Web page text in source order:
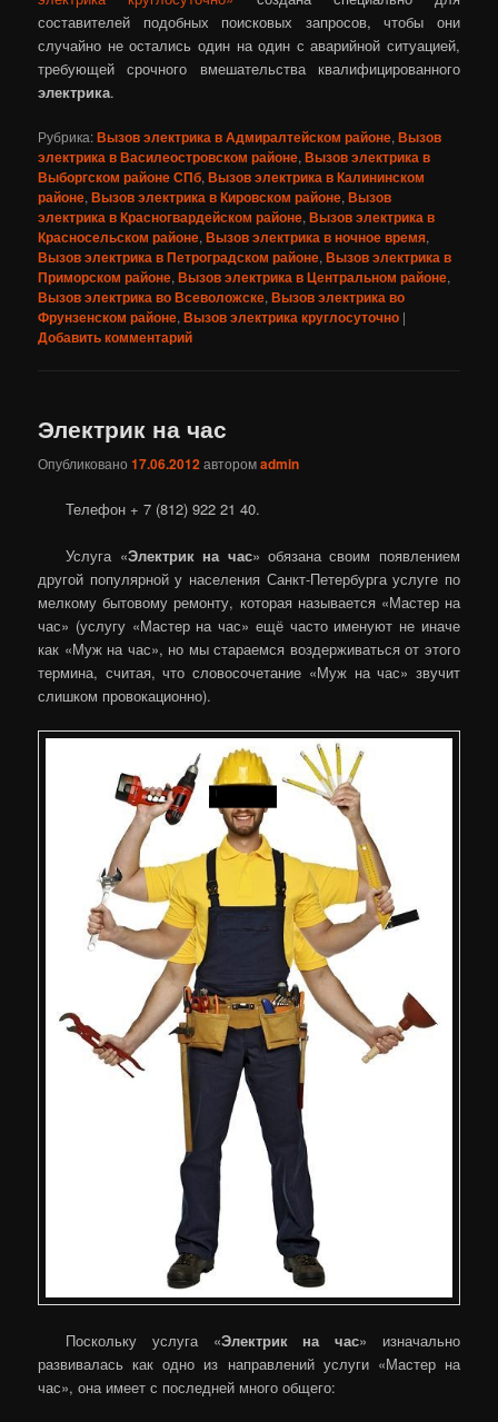
составителей подобных поисковых запросов, чтобы они
случайно не остались один на один с аварийной ситуацией,
требующей срочного вмешательства квалифицированного
электрика.
Рубрика:Вызов электрика в Адмиралтейском районе,Вызов
электрика в Василеостровском районе,Вызов электрика в
Выборгском районе СПб,Вызов электрика в Калининском
районе,Вызов электрика в Кировском районе,Вызов
электрика в Красногвардейском районе,Вызов электрика в
Красносельском районе,Вызов электрика в ночное время,
Вызов электрика в Петроградском районе,Вызов электрика в
Приморском районе,Вызов электрика в Центральном районе,
Вызов электрика во Всеволожске,Вызов электрика во
Фрунзенском районе,Вызов электрика круглосуточно |
Добавить комментарий
Электрик на час
Опубликовано17.06.2012авторомadmin
Телефон + 7 (812) 922 21 40.
Услуга «Электрик на час» обязана своим появлением
другой популярной у населения Санкт-Петербурга услуге по
мелкому бытовому ремонту, которая называется «Мастер на
час» (услугу «Мастер на час» ещё часто именуют не иначе
как «Муж на час», но мы стараемся воздерживаться от этого
термина, считая, что словосочетание «Муж на час» звучит
слишком провокационно).
Поскольку услуга «Электрик на час» изначально
развивалась как одно из направлений услуги «Мастер на
час», она имеет с последней много общего: